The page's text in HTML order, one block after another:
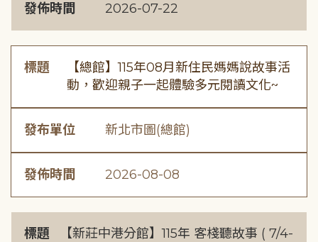
發佈時間 2026-07-22
標題
【總館】115年08月新住民媽媽說故事活
動，歡迎親子一起體驗多元閱讀文化~
發布單位 新北市圖(總館)
發佈時間 2026-08-08
標題
【新莊中港分館】115年 客棧聽故事 ( 7/4-